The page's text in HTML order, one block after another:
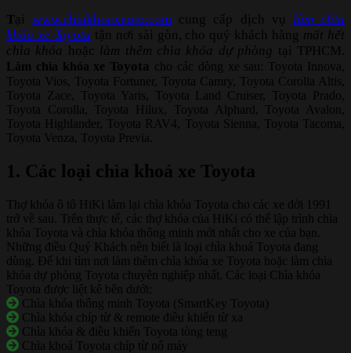
Tạiwww.chiakhoaxeoto.com cung cấp dịch vụ làm chìa
khóa xe Toyota tận nơi sài gòn, cho quý khách hàng mất hết
chìa khóa
hoặc làm thêm chìa khóa dự phòng tại TPHCM.
Làm chìa khóa xe Toyota cho các dòng xe sau: Toyota Innova,
Toyota Vios, Toyota Fortuner, Toyota Camry, Toyota Corolla Altis,
Toyota Zace, Toyota Yaris, Toyota Land Cruiser, Toyota Prado,
Toyota Corolla, Toyota Hilux, Toyota Alphard, Toyota Avalon,
Toyota Highlander, Toyota RAV4, Toyota Sienna, Toyota Tacoma,
Toyota Venza, Toyota Previa.
1. Các loại chìa khoá xe Toyota
Thợ khóa ô tô HiKi làm lại chìa khóa Toyota cho các xe đời 1991
trở về sau. Trên thực tế, các thợ khóa của HiKi có thể lập trình chìa
khóa Toyota và chìa khóa thông minh mới nhất cho xe của bạn.
Những điều Quý Khách nên biết là loại chìa khoá Toyota đang
dùng. Để khi tìm nơi làm thêm chìa khóa xe Toyota hoặc làm chìa
khóa dự phòng Toyota chuyên nghiệp nhất. Các loại Chìa khóa
Toyota được liệt kê bên dưới:
Chìa khóa thông minh Toyota (SmartKey Toyota)
Chìa khóa chíp từ & remote điều khiển từ xa
Chìa khóa & điều khiển Toyota tòng teng
Chìa khoá Toyota chíp từ nổ máy